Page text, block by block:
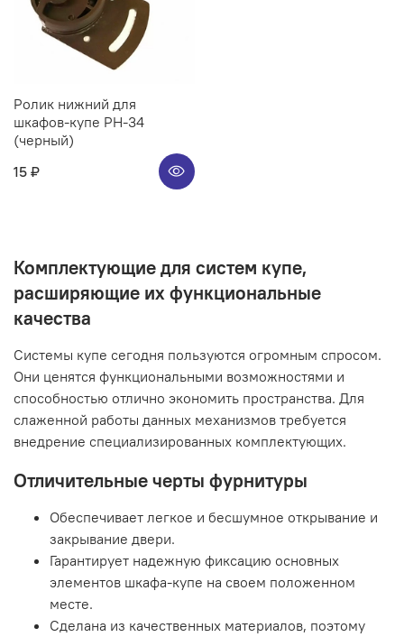
Ролик нижний для
шкафов-купе РН-34
(черный)
15 ₽
Комплектующие для систем купе,
расширяющие их функциональные
качества
Системы купе сегодня пользуются огромным спросом.
Они ценятся функциональными возможностями и
способностью отлично экономить пространства. Для
слаженной работы данных механизмов требуется
внедрение специализированных комплектующих.
Отличительные черты фурнитуры
Обеспечивает легкое и бесшумное открывание и
закрывание двери.
Гарантирует надежную фиксацию основных
элементов шкафа-купе на своем положенном
месте.
Сделана из качественных материалов, поэтому